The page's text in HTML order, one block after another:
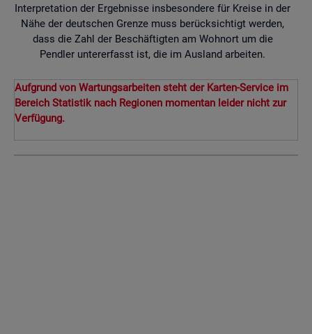
Interpretation der Ergebnisse insbesondere für Kreise in der
Nähe der deutschen Grenze muss berücksichtigt werden,
dass die Zahl der Beschäftigten am Wohnort um die
Pendler untererfasst ist, die im Ausland arbeiten.
Aufgrund von Wartungsarbeiten steht der Karten-Service im
Bereich Statistik nach Regionen momentan leider nicht zur
Verfügung.